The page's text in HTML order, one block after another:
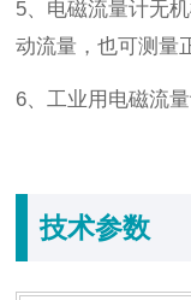
5、电磁流量计无
动流量，也可测量
6、工业用电磁流
技术参数